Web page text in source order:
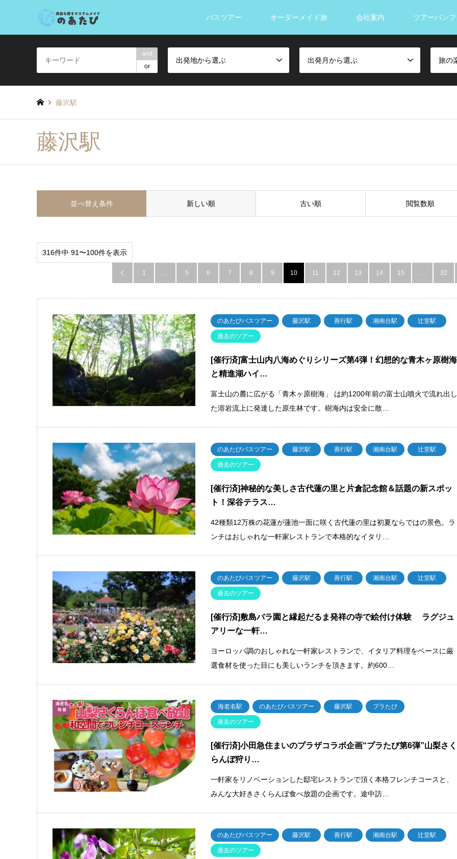
バスツアー オーダーメイド旅 会社案内 ツアーパン
and
or
出発地から選ぶ 出発月から選ぶ 旅の
藤沢駅
藤沢駅
並べ替え条件 新しい順 古い順 閲覧数順
316件中 91〜100件を表示
 1 … 5 6 7 8 9 10 11 12 13 14 15 … 32
のあたびバスツアー 藤沢駅 善行駅 湘南台駅 辻堂駅
過去のツアー
[催行済]富士山内八海めぐりシリーズ第4弾！幻想的な青木ヶ原樹海
と精進湖ハイ…
富士山の麓に広がる「青木ヶ原樹海」 は約1200年前の富士山噴火で流れ出
た溶岩流上に発達した原生林です。樹海内は安全に散…
のあたびバスツアー 藤沢駅 善行駅 湘南台駅 辻堂駅
過去のツアー
[催行済]神秘的な美しさ古代蓮の里と片倉記念館＆話題の新スポッ
ト！深谷テラス…
42種類12万株の花蓮が蓮池一面に咲く古代蓮の里は初夏ならではの景色。ラ
ンチはおしゃれな一軒家レストランで本格的なイタリ…
のあたびバスツアー 藤沢駅 善行駅 湘南台駅 辻堂駅
過去のツアー
[催行済]敷島バラ園と縁起だるま発祥の寺で絵付け体験 ラグジュ
アリーな一軒…
ヨーロッパ調のおしゃれな一軒家レストランで、イタリア料理をベースに厳
選食材を使った目にも美しいランチを頂きます。約600…
海老名駅 のあたびバスツアー 藤沢駅 プラたび
過去のツアー
[催行済]小田急住まいのプラザコラボ企画“プラたび第6弾”山梨さく
らんぼ狩り…
一軒家をリノベーションした邸宅レストランで頂く本格フレンチコースと、
みんな大好きさくらんぼ食べ放題の企画です。途中訪…
のあたびバスツアー 藤沢駅 善行駅 湘南台駅 辻堂駅
過去のツアー